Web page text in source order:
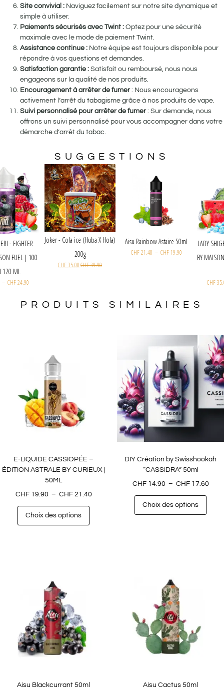
Site convivial : Naviguez facilement sur notre site dynamique et
simple à utiliser.
Paiements sécurisés avec Twint : Optez pour une sécurité
maximale avec le mode de paiement Twint.
Assistance continue : Notre équipe est toujours disponible pour
répondre à vos questions et demandes.
Satisfaction garantie : Satisfait ou remboursé, nous nous
engageons sur la qualité de nos produits.
Encouragement à arrêter de fumer: Nous encourageons
activement l’arrêt du tabagisme grâce à nos produits de vape.
Suivi personnalisé pour arrêter de fumer: Sur demande, nous
offrons un suivi personnalisé pour vous accompagner dans votre
démarche d’arrêt du tabac.
SUGGESTIONS
Aisu Rainbow Astaire 50ml
–
CHF21.40
Joker - Cola ice (Huba X Hola)
CHF35.00
DARK SHIGERI - FIGHTER
BY MAISON FUEL | 100
ML IN 120 ML
–
CHF35.00
PRODUITS SIMILAIRES
E-LIQUIDE CASSIOPÉE –
ÉDITION ASTRALE BY CURIEUX |
50ML
CHF19.90 – CHF21.40
Choix des options
DIY Création by Swisshookah
“CASSIDRA” 50ml
CHF14.90 – CHF17.60
Choix des options
Aisu Blackcurrant 50ml
Aisu Cactus 50ml